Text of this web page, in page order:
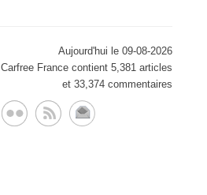
Aujourd'hui le 09-08-2026
Carfree France contient 5,381 articles
et 33,374 commentaires